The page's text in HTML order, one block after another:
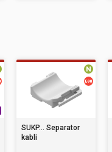
SUKP... Separator
kabli